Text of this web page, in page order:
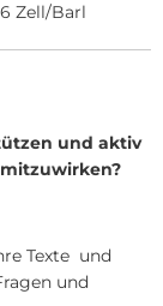
Zell/Barl
und aktiv
Texte und
und